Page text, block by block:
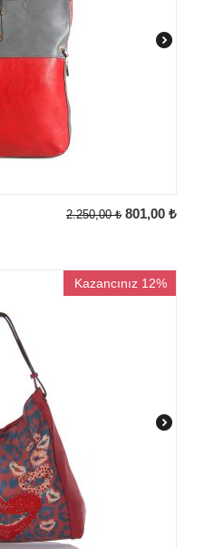
2.250,00 ₺ 801,00 ₺
Kazancınız 12%